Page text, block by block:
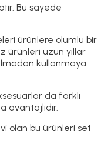
Bu sayede
ürünlere olumlu bir
ürünleri uzun yıllar
kullanmaya
da farklı
avantajlıdır.
olan bu ürünleri set